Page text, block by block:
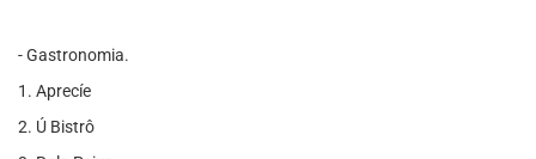
- Gastronomia.
1. Aprecíe
2. Ú Bistrô